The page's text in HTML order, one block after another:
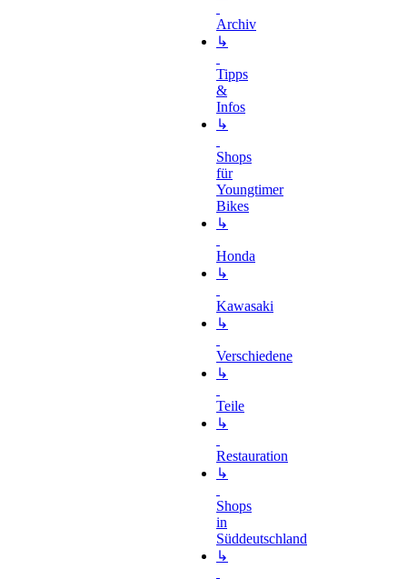
Archiv
↳
Tipps
&
Infos
↳
Shops
für
Youngtimer
Bikes
↳
Honda
↳
Kawasaki
↳
Verschiedene
↳
Teile
↳
Restauration
↳
Shops
in
Süddeutschland
↳